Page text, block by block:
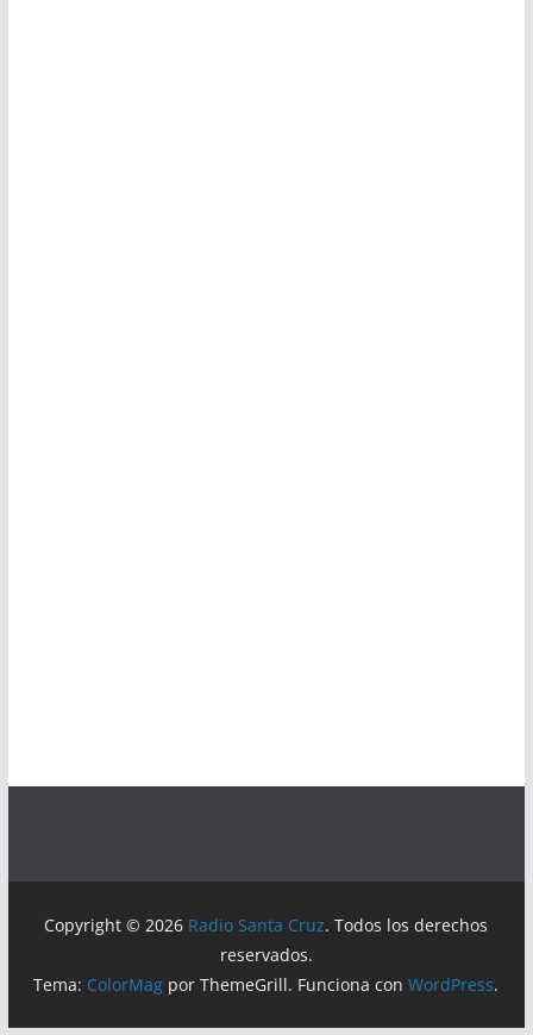
Copyright © 2026 Radio Santa Cruz. Todos los derechos
reservados.
Tema: ColorMag por ThemeGrill. Funciona conWordPress.